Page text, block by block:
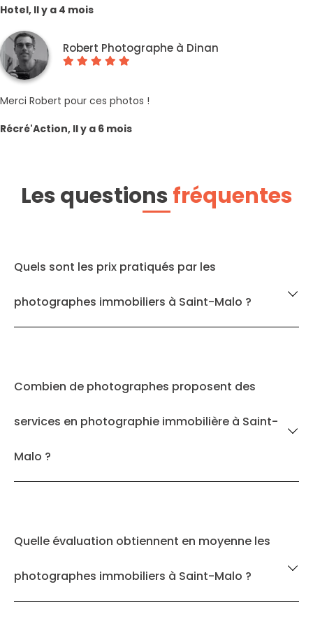
Hotel, Il y a 4 mois
Robert Photographe à Dinan
Merci Robert pour ces photos !
Récré'Action, Il y a 6 mois
Les questionsfréquentes
Quels sont les prix pratiqués par les
photographes immobiliers à Saint-Malo ?
Combien de photographes proposent des
services en photographie immobilière à Saint-
Malo ?
Quelle évaluation obtiennent en moyenne les
photographes immobiliers à Saint-Malo ?